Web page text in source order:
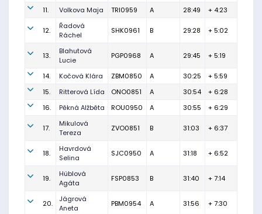
11. Volkova Maja TRI0959 A 28:49 + 4:23
12.
Řadová
Ráchel
SHK0961 B 29:28 + 5:02
13.
Blahutová
Lucie
PGP0968 A 29:45 + 5:19
14. Kočová Klára ZBM0850 A 30:25
+ 5:59
15.
Ritterová Lída ONO0851 A 30:54
+ 6:28
16.
Pěkná Alžběta ROU0950 A 30:55 + 6:29
17.
Mikulová
Tereza
ZVO0851 B 31:03 + 6:37
18.
Havrdová
Selina
SJC0950 A 31:18 + 6:52
19.
Hüblová
Agáta
FSP0853 B 31:40 + 7:14
20.
Jágrová
Aneta
PBM0954 A 31:56 + 7:30